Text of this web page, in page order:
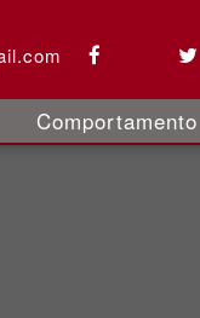
Comportamento